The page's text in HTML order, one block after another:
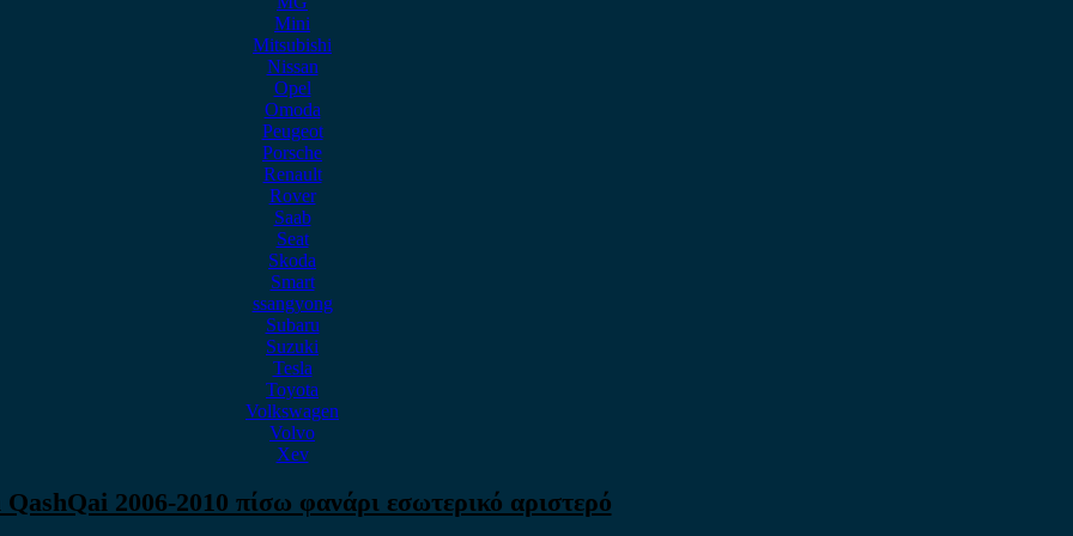
Mini
Mitsubishi
Nissan
Opel
Omoda
Peugeot
Porsche
Renault
Rover
Saab
Seat
Skoda
Smart
ssangyong
Subaru
Suzuki
Tesla
Toyota
Volkswagen
Volvo
Xev
2006-2010 πίσω φανάρι εσωτερικό αριστερό